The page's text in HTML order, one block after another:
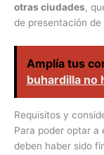
otras ciudades,
de presentación de
Amplía tus
buhardilla no
Requisitos y
Para poder optar a
deben haber sido